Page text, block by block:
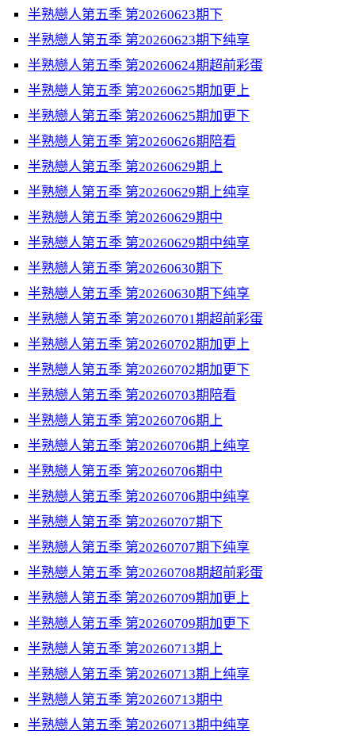
半熟戀人第五季 第20260623期下
半熟戀人第五季 第20260623期下纯享
半熟戀人第五季 第20260624期超前彩蛋
半熟戀人第五季 第20260625期加更上
半熟戀人第五季 第20260625期加更下
半熟戀人第五季 第20260626期陪看
半熟戀人第五季 第20260629期上
半熟戀人第五季 第20260629期上纯享
半熟戀人第五季 第20260629期中
半熟戀人第五季 第20260629期中纯享
半熟戀人第五季 第20260630期下
半熟戀人第五季 第20260630期下纯享
半熟戀人第五季 第20260701期超前彩蛋
半熟戀人第五季 第20260702期加更上
半熟戀人第五季 第20260702期加更下
半熟戀人第五季 第20260703期陪看
半熟戀人第五季 第20260706期上
半熟戀人第五季 第20260706期上纯享
半熟戀人第五季 第20260706期中
半熟戀人第五季 第20260706期中纯享
半熟戀人第五季 第20260707期下
半熟戀人第五季 第20260707期下纯享
半熟戀人第五季 第20260708期超前彩蛋
半熟戀人第五季 第20260709期加更上
半熟戀人第五季 第20260709期加更下
半熟戀人第五季 第20260713期上
半熟戀人第五季 第20260713期上纯享
半熟戀人第五季 第20260713期中
半熟戀人第五季 第20260713期中纯享